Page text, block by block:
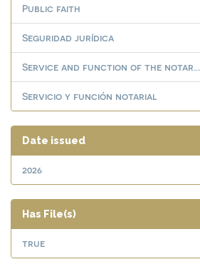
Public faith
Seguridad jurídica
Service and function of the notar...
Servicio y función notarial
Date issued
2026
Has File(s)
true